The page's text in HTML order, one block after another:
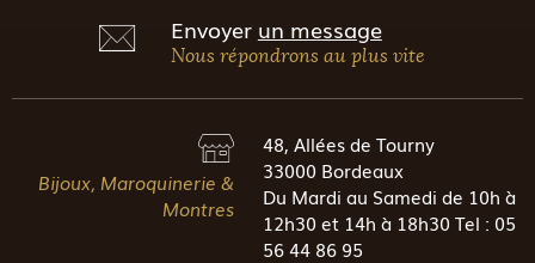
Envoyer un message
Nous répondrons au plus vite
Bijoux, Maroquinerie &
Montres
48, Allées de Tourny
33000 Bordeaux
Du Mardi au Samedi de 10h à
12h30 et 14h à 18h30 Tel : 05
56 44 86 95